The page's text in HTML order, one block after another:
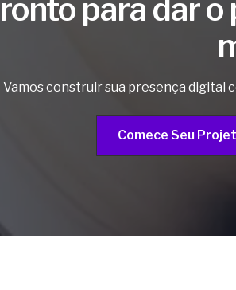
para dar
Vamos construir sua presença digital
Comece Seu